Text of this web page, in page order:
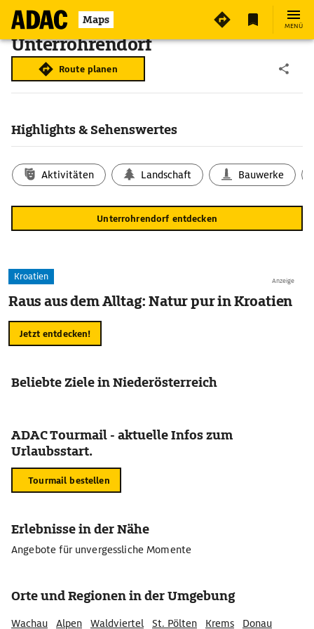
Maps MENÜ
Unterrohrendorf
Route planen
Highlights & Sehenswertes
Aktivitäten Landschaft Bauwerke
Unterrohrendorf entdecken
Anzeige
Kroatien
Raus aus dem Alltag: Natur pur in Kroatien
Jetzt entdecken!
Beliebte Ziele in Niederösterreich
ADAC Tourmail - aktuelle Infos zum
Urlaubsstart.
Tourmail bestellen
Erlebnisse in der Nähe
Angebote für unvergessliche Momente
Orte und Regionen in der Umgebung
Wachau Alpen Waldviertel St. Pölten Krems Donau